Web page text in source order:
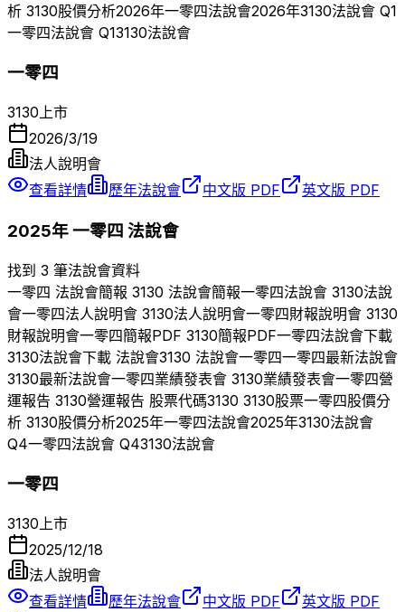
析 3130股價分析2026年一零四法說會2026年3130法說會 Q1
一零四法說會 Q13130法說會
一零四
3130上市
2026/3/19
法人說明會
查看詳情
歷年法說會 中文版 PDF 英文版 PDF
2025年一零四 法說會
找到 3 筆法說會資料
一零四 法說會簡報 3130 法說會簡報一零四法說會 3130法說
會一零四法人說明會 3130法人說明會一零四財報說明會 3130
財報說明會一零四簡報PDF 3130簡報PDF一零四法說會下載
3130法說會下載 法說會3130 法說會一零四一零四最新法說會
3130最新法說會一零四業績發表會 3130業績發表會一零四營
運報告 3130營運報告 股票代碼3130 3130股票一零四股價分
析 3130股價分析2025年一零四法說會2025年3130法說會
Q4一零四法說會 Q43130法說會
一零四
3130上市
2025/12/18
法人說明會
查看詳情
歷年法說會 中文版 PDF
英文版 PDF